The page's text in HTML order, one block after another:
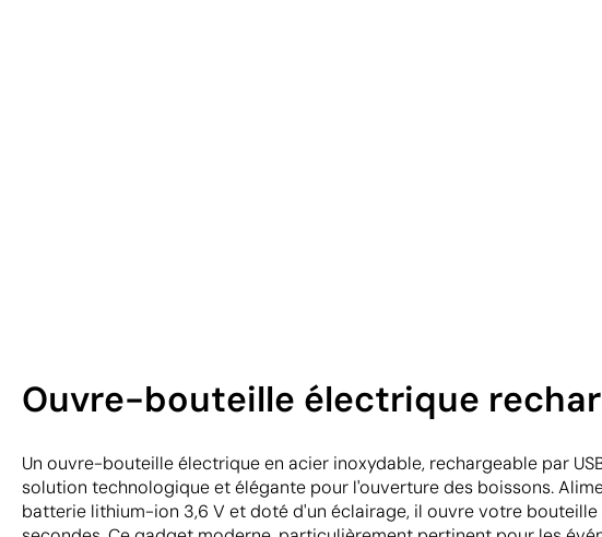
Ouvre-bouteille électrique
Un ouvre-bouteille électrique en acier inoxydable, rechargeable par
solution technologique et élégante pour l'ouverture des boissons.
batterie lithium-ion 3,6 V et doté d'un éclairage, il ouvre votre bouteille